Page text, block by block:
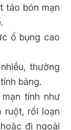
táo bón mạn
ổ bụng cao
thường
bảng.
tính như
ruột, rối loạn
đi ngoài